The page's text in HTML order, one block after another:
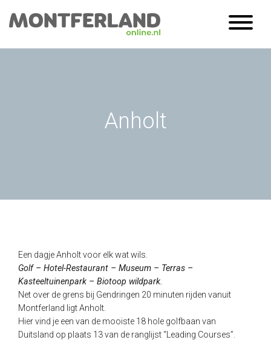
Anholt
Een dagje Anholt voor elk wat wils.
Golf – Hotel-Restaurant – Museum – Terras –
Kasteeltuinenpark – Biotoop wildpark.
Net over de grens bij Gendringen 20 minuten rijden vanuit
Montferland ligt Anholt.
Hier vind je een van de mooiste 18 hole golfbaan van
Duitsland op plaats 13 van de ranglijst “Leading Courses”.